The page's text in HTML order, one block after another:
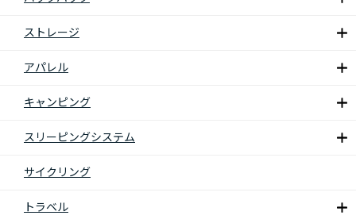
ストレージ
アパレル
キャンピング
スリーピングシステム
サイクリング
トラベル